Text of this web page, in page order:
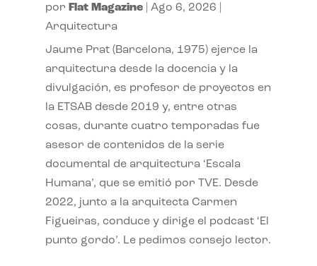
por Flat Magazine| Ago 6, 2026
Arquitectura
Jaume Prat (Barcelona, 1975) ejerce la
arquitectura desde la docencia y la
divulgación, es profesor de proyectos en
la ETSAB desde 2019 y, entre otras
cosas, durante cuatro temporadas fue
asesor de contenidos de la serie
documental de arquitectura ‘Escala
Humana’, que se emitió por TVE. Desde
2022, junto a la arquitecta Carmen
Figueiras, conduce y dirige el podcast ‘El
punto gordo’. Le pedimos consejo lector.